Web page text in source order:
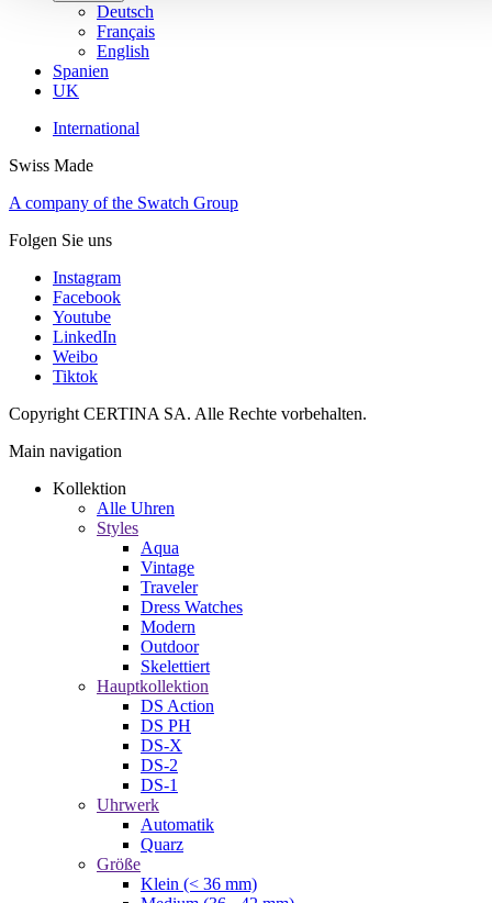
Deutsch
Français
English
Spanien
UK
International
Swiss Made
A company of the Swatch Group
Folgen Sie uns
Instagram
Facebook
Youtube
LinkedIn
Weibo
Tiktok
Copyright CERTINA SA. Alle Rechte vorbehalten.
Main navigation
Kollektion
Alle Uhren
Styles
Aqua
Vintage
Traveler
Dress Watches
Modern
Outdoor
Skelettiert
Hauptkollektion
DS Action
DS PH
DS-X
DS-2
DS-1
Uhrwerk
Automatik
Quarz
Größe
Klein (< 36 mm)